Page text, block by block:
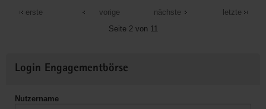
erste
vorige
Seite 2 von 11
nächste letzte
Informationen
Login Engagementbörse
Nutzername